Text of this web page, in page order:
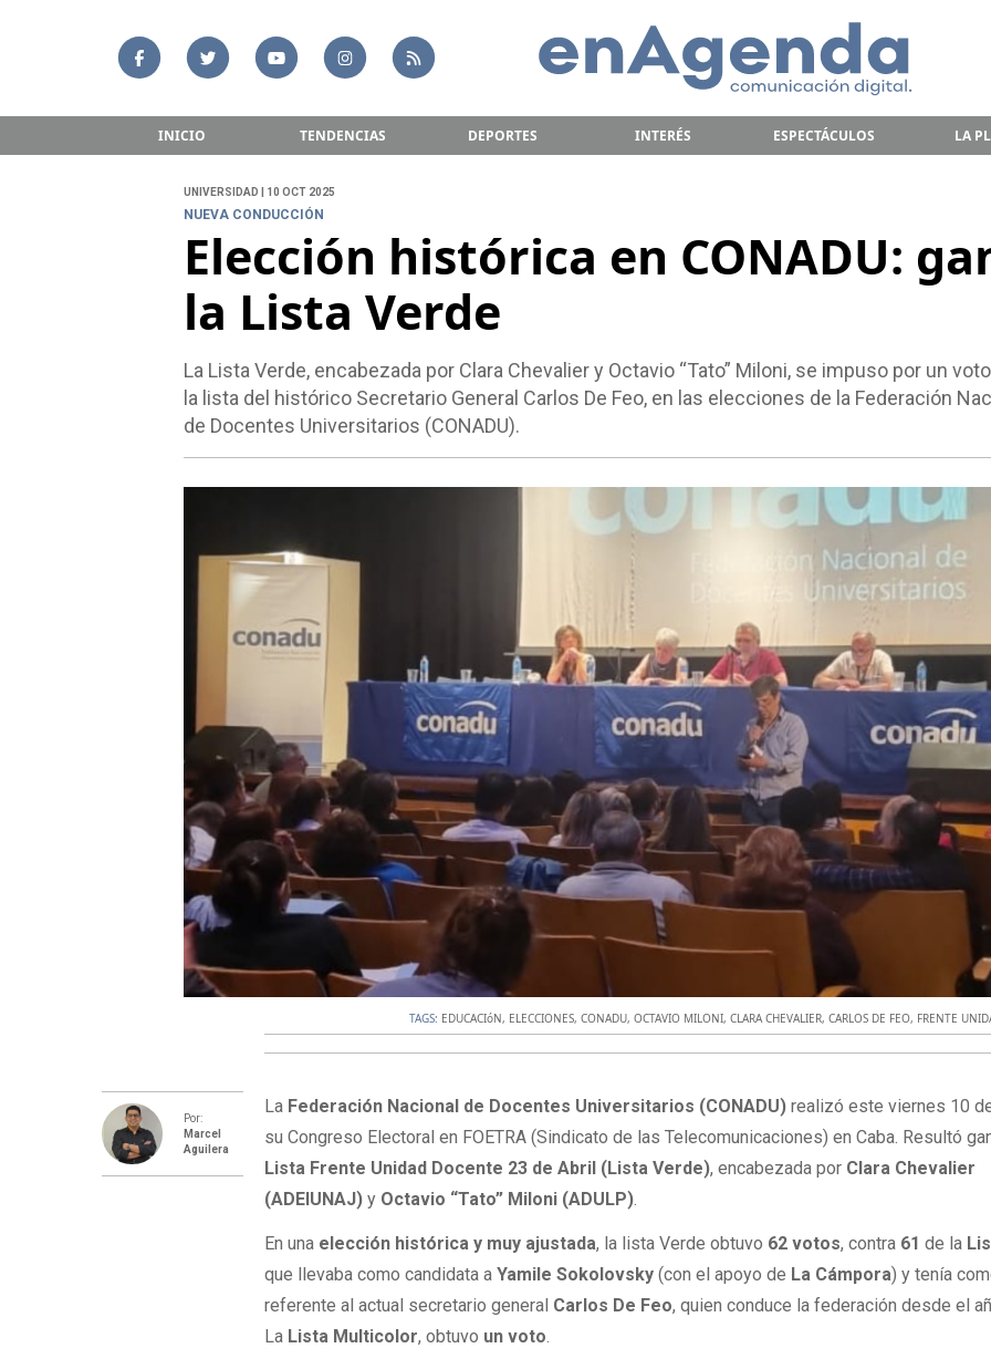
INICIO TENDENCIAS DEPORTES INTERÉS ESPECTÁCULOS LA
UNIVERSIDAD | 10 OCT 2025
NUEVA CONDUCCIÓN
Elección histórica en CONADU:
la Lista Verde
La Lista Verde, encabezada por Clara Chevalier y Octavio “Tato” Miloni, se impuso por un
la lista del histórico Secretario General Carlos De Feo, en las elecciones de la Federación
de Docentes Universitarios (CONADU).
TAGS: EDUCACIóN, ELECCIONES,CONADU,OCTAVIO MILONI,CLARA CHEVALIER,CARLOS DE FEO, FRENTE
Por:
Marcel
Aguilera
La Federación Nacional de Docentes Universitarios (CONADU) realizó este viernes 10
su Congreso Electoral en FOETRA (Sindicato de las Telecomunicaciones) en Caba. Resultó
Lista Frente Unidad Docente 23 de Abril (Lista Verde), encabezada por Clara Chevalier
(ADEIUNAJ) y Octavio “Tato” Miloni (ADULP).
En una elección histórica y muy ajustada, la lista Verde obtuvo 62 votos, contra 61 de la
que llevaba como candidata aYamile Sokolovsky(con el apoyo de La Cámpora) y tenía
referente al actual secretario general Carlos De Feo, quien conduce la federación desde el
La Lista Multicolor, obtuvo un voto.